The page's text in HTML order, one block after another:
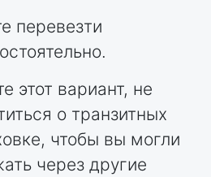
перевезти
этот вариант, не
о транзитных
чтобы вы могли
через другие